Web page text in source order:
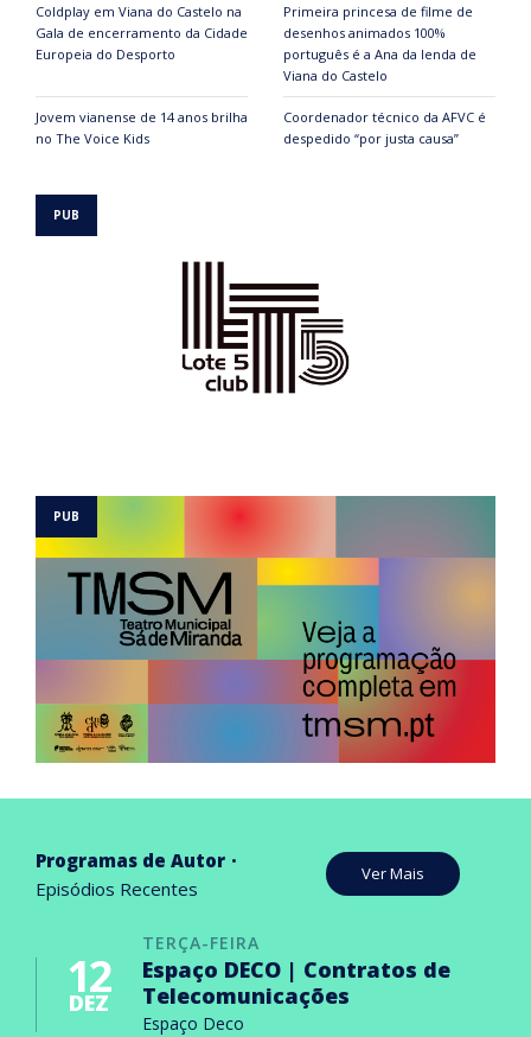
Coldplay em Viana do Castelo na
Gala de encerramento da Cidade
Europeia do Desporto
Primeira princesa de filme de
desenhos animados 100%
português é a Ana da lenda de
Viana do Castelo
Jovem vianense de 14 anos brilha
no The Voice Kids
Coordenador técnico da AFVC é
despedido “por justa causa”
Programas de Autor
Episódios Recentes
Ver Mais
TERÇA-FEIRA
12
DEZ
Espaço DECO | Contratos de
Telecomunicações
Espaço Deco